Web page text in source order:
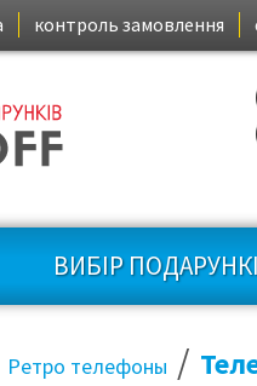
контроль замовлення
ВИБІР
Ретро телефоны /